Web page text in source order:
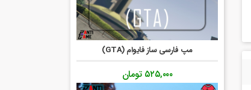
مپ فارسی ساز فایوام (GTA)
۵۲۵,۰۰۰ تومان